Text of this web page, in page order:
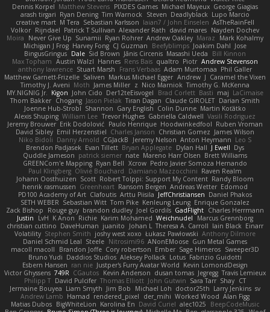
Dennis Korpel Matthew Stevens PIXDES Games Michael Mayeux George Giagias
arash tirgari Ryan Dening Tim Warnock Steven Deadlyblack Lupo Marcio
creative mart M Tera Sebastian Karlsson Iaian7 / John Einselen AsTheRainFell
Volkor Rijndael Patrick T Sullivan Alexander Rath david mares Nayden Dochev
Moira
Never Give Up Sunamii Ryan Rohrer Andrew Oakley Maraz
Mark Kohalmy
Michigan J Frog Harvey Fong CJ Guzman Beefyblimps Joakim Dahl Jose
BingusGringus Dale Sid Brown Jānis Circenis Masashi Ueda
Bill Kinnon
Max Topham Austin Walzl Hannes Rens Bais qualtro Piotr Andrew Stevenson
anthony lawrence Stuart Marsh Frans Verbaas Adam Murtomaa Phil Galler
Matthew Garnett-Frizelle Saliven Markus Michael Egger Andrew J Caramel the Vixen
Timothy J. Aveni Moth James Miller z Nico Marniok Timothy G. McKenna
MY.NIGNIG Jr. Kigon John Cido Der12teEisvogel Brad Corlett Basti maj LaCimaise
Thom Bakker Chogang Jason Pielak Tiran Dagan Claude GIROLET Darian Smith
Joenne Hub-Strobl Shannon Gary English Colin Dunne Martin Koťátko
Alexis Shuping William Lee Trevor Hughes Gabriella Caldwell Vasili Rodriguez
Jeremy Brouwer Erik Dodolović Paulo Henrique Hoodwinkedfool Ruben Vroman
David Sibley Emil Herzenstiel Charles Janson Christian Gomez James Wilson
Niko Bidoli Danny Arnold CGJackB Jeremy Nelson Anton Heymann Leo S
Brendon Padjasek Evan Tillett Bryan Applegate Dylan Hall J Ewell Dys
Quddle Jameson patrick siemer nate Mareno Harr Olsen Brett Williams
GREENCom'e Mapping Ryan Bell Xcrow Pedro Javier Somoza Hernando
Paul Klingberg Olivié Bouchard Damiano Mazzocchini Raven Realm
Johann Oosthuizen Scott Robert Tolppi: Support My Content Randy Bloom
henrik rasmussen Greenheart Ransom Bergen Andreas Wetter Edomod
PD100 Academy of Art Clafoutis Arttu Piisila JeffChristiansen Daniel Phakos
SETH WEBER Sebastian Witt Tom Pike Kenleung Leung Enrique Gonzalez
Zack Bishop
Rouge guy brandon dudley Joel Gordils GadFlight Charles Herrmann
Justin
LvH K Anon Richie Karim Mohamed Weichnudel
Marcus Grennborg
christian cuttino DaveHuman juanito Johan L Theresa A. Carroll Iain Black Einarr
Volatility Stephen Smith joshy west xoxo Łukasz Pawłowski Anthony Dilmore
Daniel Schmid Leal Steele Nitrosimi96 ANonEMoose Gun Metal Games
macoll macoll
Brandon Joffe Cory robertson Ember Sage Himeros Sweeper3D
Bruno Yudi Daddios Studios Aleksey Pollack Lotus Fabrizio Guidotti
Esbern Hansen ran nie Justper's Furry Avatar World Kevin LomondDesign
Victor Ghyssens 749R CGautos Kevin Anderson dusan tomas Jegregg Travis Lemieux
Philipp T David Pulcifer Thomas Elliott John Gutwin Sara Tarr Shay CT
Jermaine Bouyea Liam Smyth Jim Bob Michael Loh doctor25th Larry Jenkins sv
Andrew Lamb Hamad rendered_pixel der_mihi Worked Wood Alan Figg
Matias Dubos BigWhiteLion Karolina En David Curiel alec1025
BeepCodeMusic